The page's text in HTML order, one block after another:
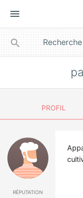
menu
search
PROFIL
réputation